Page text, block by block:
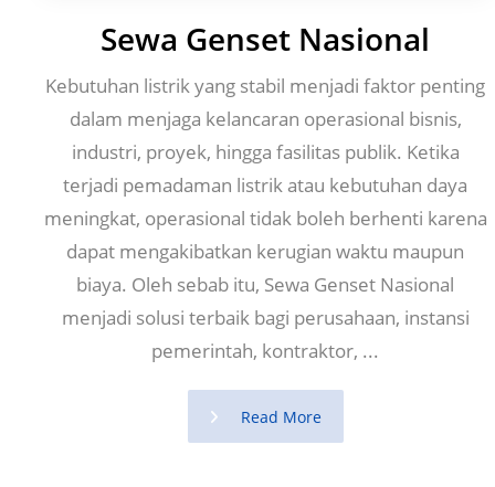
Sewa Genset Nasional
Kebutuhan listrik yang stabil menjadi faktor penting
dalam menjaga kelancaran operasional bisnis,
industri, proyek, hingga fasilitas publik. Ketika
terjadi pemadaman listrik atau kebutuhan daya
meningkat, operasional tidak boleh berhenti karena
dapat mengakibatkan kerugian waktu maupun
biaya. Oleh sebab itu, Sewa Genset Nasional
menjadi solusi terbaik bagi perusahaan, instansi
pemerintah, kontraktor, ...
Read More